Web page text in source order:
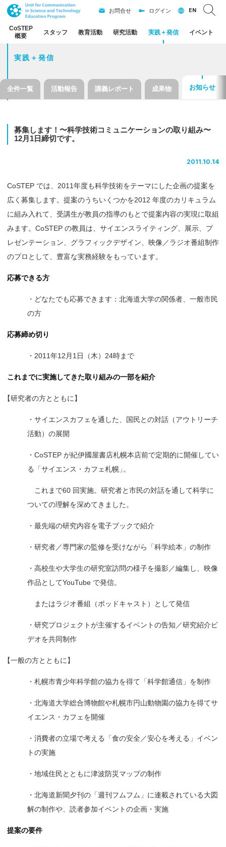
CoSTEP
概要
スタッフ 教育活動 研究活動 実践＋発信 イベント
お問合せ ログイン EN
実践＋発信
全件一覧 活動報告 講義レポート 成果物 お知らせ
募集します！ 〜科学技術コミュニケーションの取り組み〜
12月 1 日締切です。
2011.10.14
CoSTEP では、2011年度も科学技術をテーマにした企画の提案を
広く募集します。提案のうちいくつかを2012 年度のカリキュラム
に組み入れて、受講生が教員の指導のもとで提案内容の実現に取組
みます。CoSTEP の教員は、サイエンスライティング、展示、プ
レゼンテーション、グラフィックデザイン、映像／ラジオ番組制作
のプロとして、豊富な実務経験をもっています。
応募できる方
・どなたでも応募できます：北海道大学の関係者、一般市民
の方
応募締め切り
・2011年12月1日（木）24時まで
これまでに実施してきた取り組みの一部を紹介
【研究者の方とともに】
・サイエンスカフェを通した、国民との対話（アウトリーチ
活動）の展開
・CoSTEP が紀伊國屋書店札幌本店前で定期的に開催してい
る「サイエンス・カフェ札幌 」 。
これまで60 回実施。研究者と市民の対話を通して科学に
ついての理解を深めてきました。
・最先端の研究内容を電子ブックで紹介
・研究者／専門家の監修を受けながら「科学絵本」の制作
・高校生や大学生の研究室訪問の様子を撮影／編集し、映像
作品としてYouTube で発信。
またはラジオ番組（ポッドキャスト）として発信
・研究プロジェクトが主催するイベントの告知／研究紹介ビ
デオを共同制作
【一般の方とともに】
・札幌市青少年科学館の協力を得て「科学館通信」を制作
・北海道大学総合博物館や札幌市円山動物園の協力を得てサ
イエンス・カフェを開催
・消費者の立場で考える「食の安全／安心を考える」イベン
トの実施
・地域住民とともに津波防災マップの制作
・北海道新聞夕刊の「週刊フムフム」に連載されている大図
解の制作や、読者参加イベントの企画・実施
提案の要件